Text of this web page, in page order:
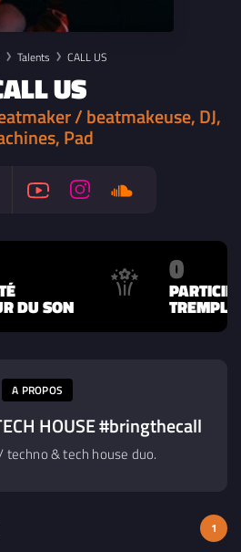
Talents CALL US
US
/ beatmakeuse, DJ,
Pad
DU SON
0
A PROPOS
HOUSE #bringthecall
techno & tech house duo.
1